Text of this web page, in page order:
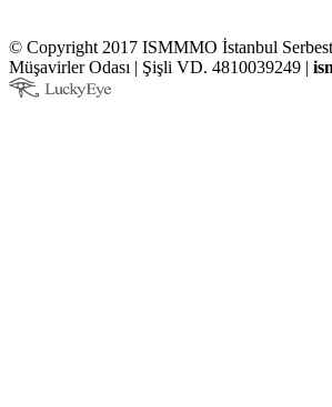
© Copyright 2017 ISMMMO İstanbul
Müşavirler Odası | Şişli VD. 4810039249 |